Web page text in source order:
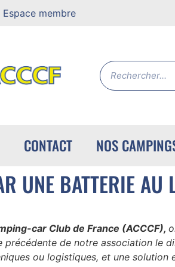
Espace membre
CONTACT NOS
UNE BATTERIE
car Club de France (ACCCF),
de notre association le
ou logistiques, et une